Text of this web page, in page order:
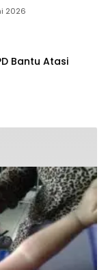
2026
Bantu Atasi